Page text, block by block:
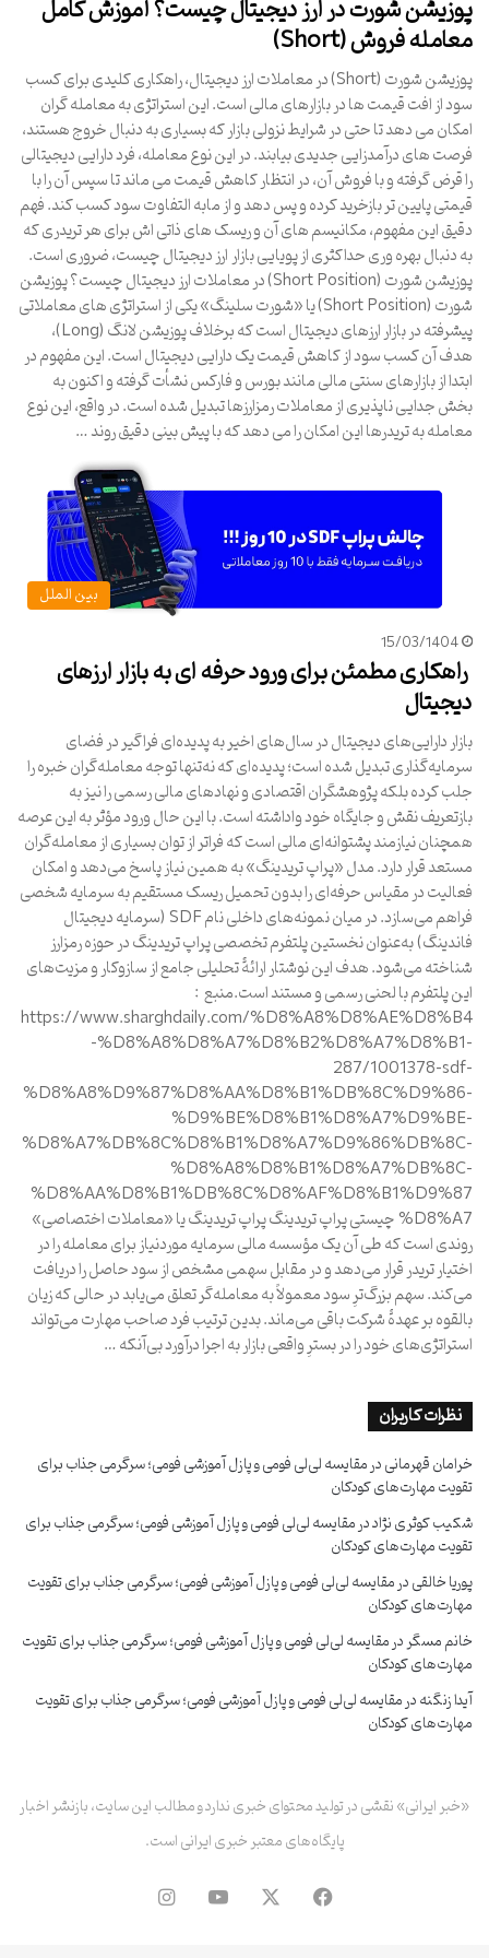
پوزیشن شورت در ارز دیجیتال چیست؟ آموزش کامل
معامله فروش (Short)
پوزیشن شورت (Short) در معاملات ارز دیجیتال، راهکاری کلیدی برای کسب
سود از افت قیمت ها در بازارهای مالی است. این استراتژی به معامله گران
امکان می دهد تا حتی در شرایط نزولی بازار که بسیاری به دنبال خروج هستند،
فرصت های درآمدزایی جدیدی بیابند. در این نوع معامله، فرد دارایی دیجیتالی
را قرض گرفته و با فروش آن، در انتظار کاهش قیمت می ماند تا سپس آن را با
قیمتی پایین تر بازخرید کرده و پس دهد و از مابه التفاوت سود کسب کند. فهم
دقیق این مفهوم، مکانیسم های آن و ریسک های ذاتی اش برای هر تریدری که
به دنبال بهره وری حداکثری از پویایی بازار ارز دیجیتال چیست، ضروری است.
پوزیشن شورت (Short Position) در معاملات ارز دیجیتال چیست؟ پوزیشن
شورت (Short Position) یا «شورت سلینگ» یکی از استراتژی های معاملاتی
پیشرفته در بازار ارزهای دیجیتال است که برخلاف پوزیشن لانگ (Long)،
هدف آن کسب سود از کاهش قیمت یک دارایی دیجیتال است. این مفهوم در
ابتدا از بازارهای سنتی مالی مانند بورس و فارکس نشأت گرفته و اکنون به
بخش جدایی ناپذیری از معاملات رمزارزها تبدیل شده است. در واقع، این نوع
معامله به تریدرها این امکان را می دهد که با پیش بینی دقیق روند …
بین الملل
15/03/1404
راهکاری مطمئن برای ورود حرفه ای به بازار ارزهای
دیجیتال
بازار دارایی‌های دیجیتال در سال‌های اخیر به پدیده‌ای فراگیر در فضای
سرمایه‌گذاری تبدیل شده است؛ پدیده‌ای که نه‌تنها توجه معامله‌گران خبره را
جلب کرده بلکه پژوهشگران اقتصادی و نهادهای مالی رسمی را نیز به
بازتعریف نقش و جایگاه خود واداشته است. با این حال ورود مؤثر به این عرصه
همچنان نیازمند پشتوانه‌ای مالی است که فراتر از توان بسیاری از معامله‌گران
مستعد قرار دارد. مدل «پراپ تریدینگ» به همین نیاز پاسخ می‌دهد و امکان
فعالیت در مقیاس حرفه‌ای را بدون تحمیل ریسک مستقیم به سرمایه شخصی
فراهم می‌سازد. در میان نمونه‌های داخلی نام SDF (سرمایه دیجیتال
فاندینگ) به‌عنوان نخستین پلتفرم تخصصی پراپ تریدینگ در حوزه رمزارز
شناخته می‌شود. هدف این نوشتار ارائۀ تحلیلی جامع از سازوکار و مزیت‌های
این پلتفرم با لحنی رسمی و مستند است.منبع :
https://www.sharghdaily.com/%D8%A8%D8%AE%D8%B4
-%D8%A8%D8%A7%D8%B2%D8%A7%D8%B1-
287/1001378-sdf-
%D8%A8%D9%87%D8%AA%D8%B1%DB%8C%D9%86-
%D9%BE%D8%B1%D8%A7%D9%BE-
%D8%A7%DB%8C%D8%B1%D8%A7%D9%86%DB%8C-
%D8%A8%D8%B1%D8%A7%DB%8C-
%D8%AA%D8%B1%DB%8C%D8%AF%D8%B1%D9%87
%D8%A7 چیستی پراپ تریدینگ پراپ تریدینگ یا «معاملات اختصاصی»
روندی است که طی آن یک مؤسسه مالی سرمایه موردنیاز برای معامله را در
اختیار تریدر قرار می‌دهد و در مقابل سهمی مشخص از سود حاصل را دریافت
می‌کند. سهم بزرگ‌ترِ سود معمولاً به معامله‌گر تعلق می‌یابد در حالی که زیان
بالقوه بر عهدۀ شرکت باقی می‌ماند. بدین ترتیب فرد صاحب مهارت می‌تواند
استراتژی‌های خود را در بسترِ واقعی بازار به اجرا درآورد بی‌آنکه …
نظرات کاربران
خرامان قهرمانیدرمقایسه لی‌لی فومی و پازل آموزشی فومی؛ سرگرمی جذاب برای
تقویت مهارت‌های کودکان
شکیب کوثری نژاددرمقایسه لی‌لی فومی و پازل آموزشی فومی؛ سرگرمی جذاب برای
تقویت مهارت‌های کودکان
پوریا خالقیدرمقایسه لی‌لی فومی و پازل آموزشی فومی؛ سرگرمی جذاب برای تقویت
مهارت‌های کودکان
خانم مسگردرمقایسه لی‌لی فومی و پازل آموزشی فومی؛ سرگرمی جذاب برای تقویت
مهارت‌های کودکان
آیدا زنگنهدرمقایسه لی‌لی فومی و پازل آموزشی فومی؛ سرگرمی جذاب برای تقویت
مهارت‌های کودکان
«خبر ایرانی» نقشی در تولید محتوای خبری ندارد و مطالب این سایت، بازنشر اخبار
پایگاه‌های معتبر خبری ایرانی است.
فیس
یوتیوباینستاگرام